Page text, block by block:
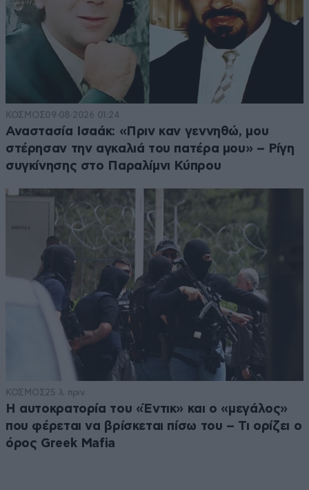
ΚΟΣΜΟΣ09·08·2026 01:24
Αναστασία Ισαάκ: «Πριν καν γεννηθώ, μου
στέρησαν την αγκαλιά του πατέρα μου» – Ρίγη
συγκίνησης στο Παραλίμνι Κύπρου
ΚΟΣΜΟΣ25 λ. πριν
Η αυτοκρατορία του «Έντικ» και ο «μεγάλος»
που φέρεται να βρίσκεται πίσω του – Τι ορίζει ο
όρος Greek Mafia